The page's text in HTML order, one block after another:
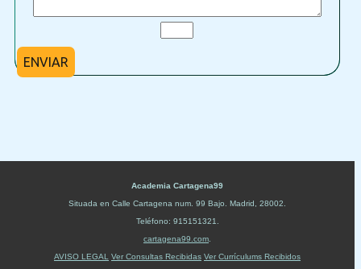
ENVIAR
Academia Cartagena99
Situada en Calle Cartagena num. 99 Bajo Madrid 28002
Teléfono: 915151321
cartagena99.com
AVISO LEGAL
Ver Consultas Recibidas Ver Currículums Recibidos